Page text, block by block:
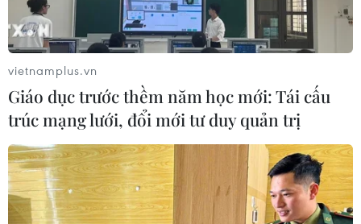
vietnamplus.vn
Giáo dục trước thềm năm học mới: Tái cấu
trúc mạng lưới, đổi mới tư duy quản trị